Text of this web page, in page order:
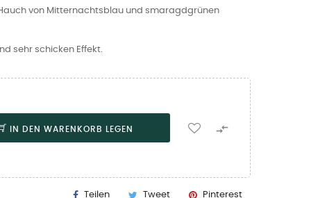
von Mitternachtsblau und smaragdgrünen
sehr schicken Effekt.
IN DEN WARENKORB LEGEN 
Teilen Tweet Pinterest